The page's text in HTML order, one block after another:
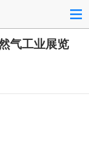
气工业展览